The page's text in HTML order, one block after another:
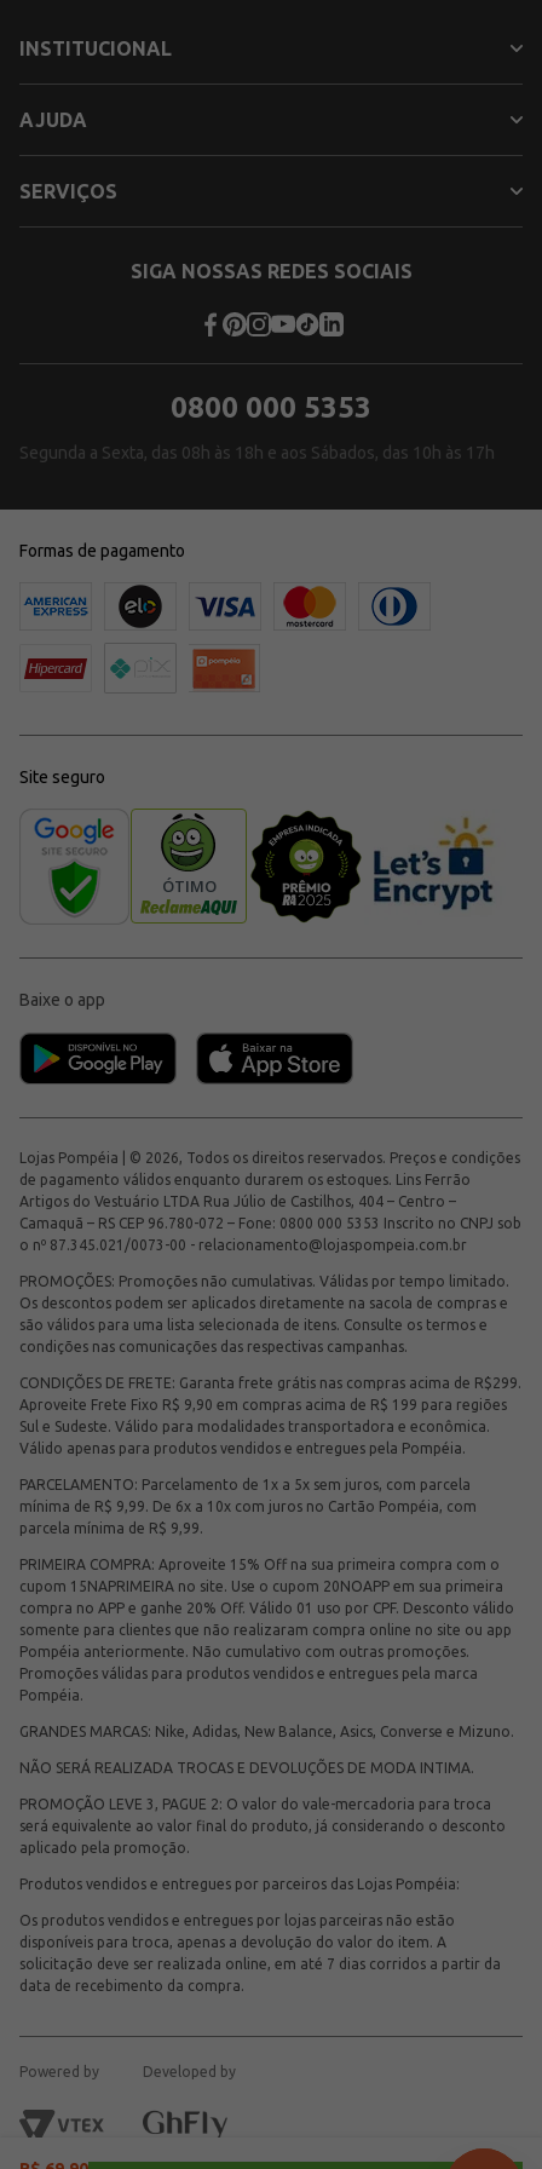
INSTITUCIONAL
AJUDA
SERVIÇOS
SIGA NOSSAS REDES SOCIAIS
0800 000 5353
Segunda a Sexta, das 08h às 18h e aos Sábados, das 10h às 17h
Formas de pagamento
Site seguro
Baixe o app
Lojas Pompéia | © 2026, Todos os direitos reservados. Preços e condições
de pagamento válidos enquanto durarem os estoques. Lins Ferrão
Artigos do Vestuário LTDA Rua Júlio de Castilhos, 404 – Centro –
Camaquã – RS CEP 96.780-072 – Fone: 0800 000 5353 Inscrito no CNPJ sob
o nº 87.345.021/0073-00 - relacionamento@lojaspompeia.com.br
PROMOÇÕES: Promoções não cumulativas. Válidas por tempo limitado.
Os descontos podem ser aplicados diretamente na sacola de compras e
são válidos para uma lista selecionada de itens. Consulte os termos e
condições nas comunicações das respectivas campanhas.
CONDIÇÕES DE FRETE: Garanta frete grátis nas compras acima de R$299.
Aproveite Frete Fixo R$ 9,90 em compras acima de R$ 199 para regiões
Sul e Sudeste. Válido para modalidades transportadora e econômica.
Válido apenas para produtos vendidos e entregues pela Pompéia.
PARCELAMENTO: Parcelamento de 1x a 5x sem juros, com parcela
mínima de R$ 9,99. De 6x a 10x com juros no Cartão Pompéia, com
parcela mínima de R$ 9,99.
PRIMEIRA COMPRA: Aproveite 15% Off na sua primeira compra com o
cupom 15NAPRIMEIRA no site. Use o cupom 20NOAPP em sua primeira
compra no APP e ganhe 20% Off. Válido 01 uso por CPF. Desconto válido
somente para clientes que não realizaram compra online no site ou app
Pompéia anteriormente. Não cumulativo com outras promoções.
Promoções válidas para produtos vendidos e entregues pela marca
Pompéia.
GRANDES MARCAS: Nike, Adidas, New Balance, Asics, Converse e Mizuno.
NÃO SERÁ REALIZADA TROCAS E DEVOLUÇÕES DE MODA INTIMA.
PROMOÇÃO LEVE 3, PAGUE 2: O valor do vale-mercadoria para troca
será equivalente ao valor final do produto, já considerando o desconto
aplicado pela promoção.
Produtos vendidos e entregues por parceiros das Lojas Pompéia:
Os produtos vendidos e entregues por lojas parceiras não estão
disponíveis para troca, apenas a devolução do valor do item. A
solicitação deve ser realizada online, em até 7 dias corridos a partir da
data de recebimento da compra.
Powered by Developed by